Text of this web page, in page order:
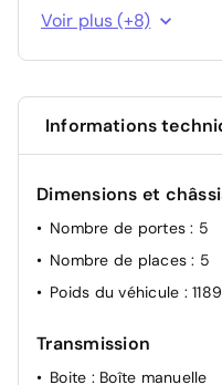
Freinage actif
cyclistes (AEBS City +
Allumage
Feux AR LED avec
Détection des
Système de fixation
Condamnation des
Alerte d'oubli de
et arrière
Voir plus (+8)
Informations
Dimensions et
Nombre de portes: 5
Nombre de places: 5
Poids du véhicule :
Transmission
Boite : Boîte manuelle